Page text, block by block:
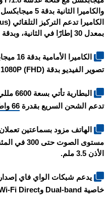
والكاميرا
بمعدل 30 إطارًا في الثانية، وبدقة FHD بمعدل 30 إطارًا في الثانية.
تصوير الفيديو بدقة 1080P (FHD) بمعدل 30 إطارًا في الثانية.
تدعم الشحن السريع بقدرة 66 واط
الهاتف مزود بسماعتين
مستوى
الأذن 3.5 ملم.
خاصية Dual-band وWi-Fi Direct ونقطة الاتصال Hotspot.